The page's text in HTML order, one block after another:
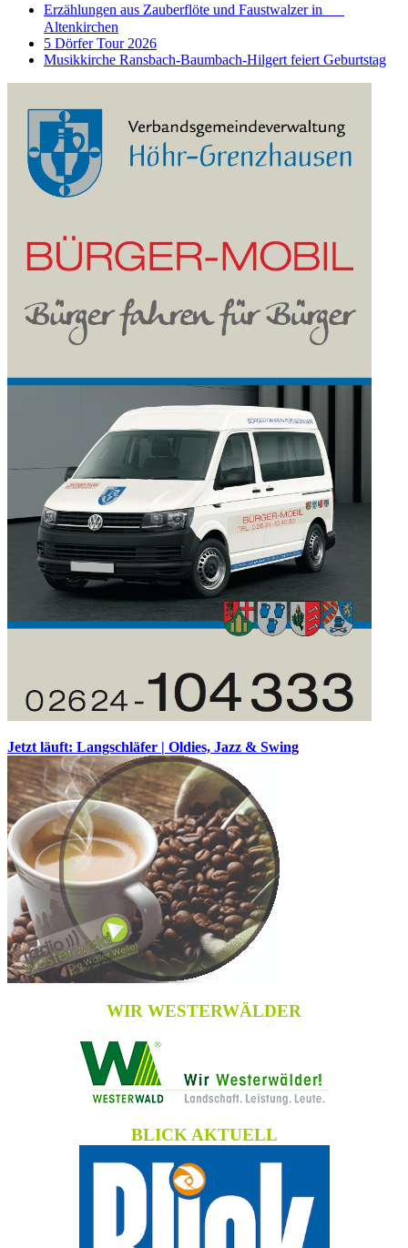
Erzählungen aus Zauberflöte und Faustwalzer in
Altenkirchen
5 Dörfer Tour 2026
Musikkirche Ransbach-Baumbach-Hilgert feiert Geburtstag
Jetzt läuft: Langschläfer | Oldies, Jazz & Swing
WIR WESTERWÄLDER
BLICK AKTUELL